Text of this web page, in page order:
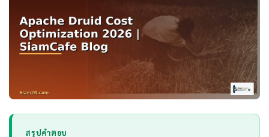
สรุปคำตอบ